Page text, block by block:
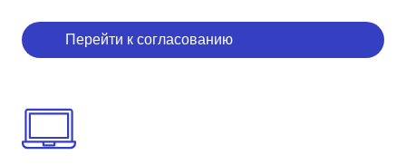
Перейти к согласованию